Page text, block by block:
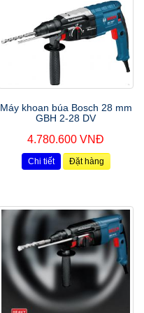
Máy khoan búa Bosch 28 mm
GBH 2-28 DV
4.780.600 VNĐ
Chi tiết Đặt hàng